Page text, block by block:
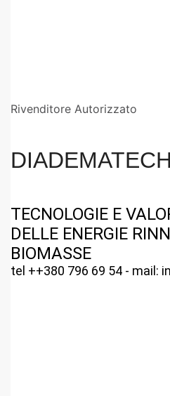
Rivenditore Autorizzato
DIADEMATECH
TECNOLOGIE E
DELLE ENERGIE
BIOMASSE
tel ++380 796 69 54 - mail: